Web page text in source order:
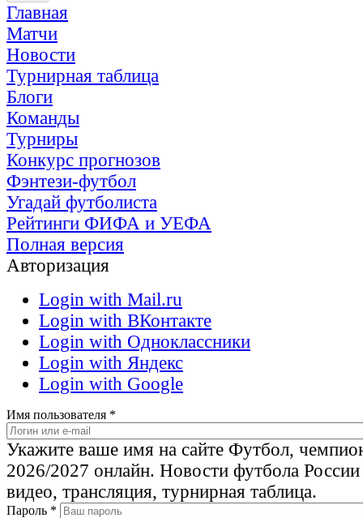
Главная
Матчи
Новости
Турнирная таблица
Блоги
Команды
Турниры
Конкурс прогнозов
Фэнтези-футбол
Угадай футболиста
Рейтинги ФИФА и УЕФА
Полная версия
Авторизация
Login with Mail.ru
Login with ВКонтакте
Login with Одноклассники
Login with Яндекс
Login with Google
Имя пользователя *
Укажите ваше имя на сайте Футбол,
2026/2027 онлайн. Новости футбола
видео, трансляция, турнирная таблица.
Пароль *